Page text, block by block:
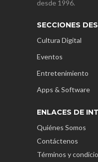
desde 1996.
SECCIONES
Cultura Digital
Eventos
Entretenimiento
Apps & Software
ENLACES DE
Quiénes Somos
Contáctenos
Términos y